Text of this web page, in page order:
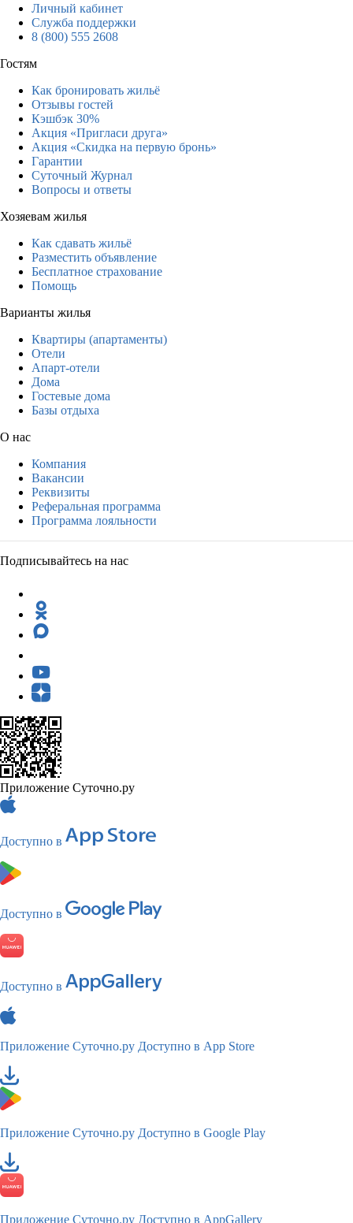
Личный кабинет
Служба поддержки
8 (800) 555 2608
Гостям
Как бронировать жильё
Отзывы гостей
Кэшбэк 30%
Акция «Пригласи друга»
Акция «Скидка на первую бронь»
Гарантии
Суточный Журнал
Вопросы и ответы
Хозяевам жилья
Как сдавать жильё
Разместить объявление
Бесплатное страхование
Помощь
Варианты жилья
Квартиры (апартаменты)
Отели
Апарт-отели
Дома
Гостевые дома
Базы отдыха
О нас
Компания
Вакансии
Реквизиты
Реферальная программа
Программа лояльности
Подписывайтесь на нас
Приложение Суточно.ру
Доступно в
Доступно в
Доступно в
Приложение Суточно.ру Доступно в App Store
Приложение Суточно.ру Доступно в Google Play
Приложение Суточно.ру Доступно в AppGallery